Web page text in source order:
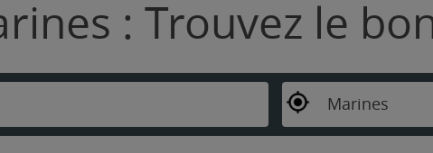
: Trouvez le
Marines